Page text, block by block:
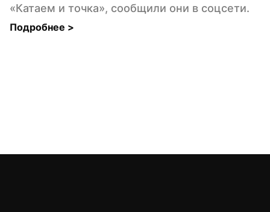
«Катаем и точка», сообщили они в соцсети.
Подробнее >